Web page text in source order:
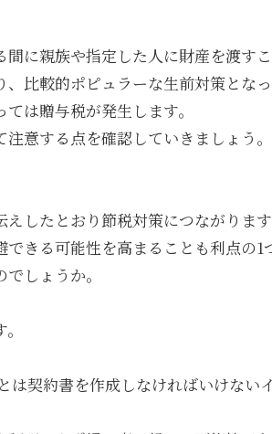
に親族や指定した人に財産を渡すこ
比較的ポピュラーな生前対策となっ
は贈与税が発生します。
意する点を確認していきましょう。
したとおり節税対策につながります
きる可能性を高まることも利点の1
しょうか。
とは契約書を作成しなければいけな